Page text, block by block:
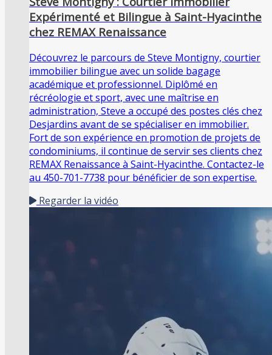
Expérimenté et Bilingue à Saint-Hyacinthe
chez REMAX Renaissance
Découvrez le parcours de Steve Montigny, courtier
immobilier bilingue avec un solide bagage
académique et professionnel. Diplômé en
récréologie et sport, avec une maîtrise en
administration, Steve a occupé des postes clés chez
Desjardins avant de se spécialiser en immobilier.
Fort de son expérience en promotion de projets de
condominiums, il continue de servir ses clients chez
REMAX Renaissance à Saint-Hyacinthe. Contactez-le
au 450-701-7738 pour bénéficier de son expertise.
Regarder la vidéo